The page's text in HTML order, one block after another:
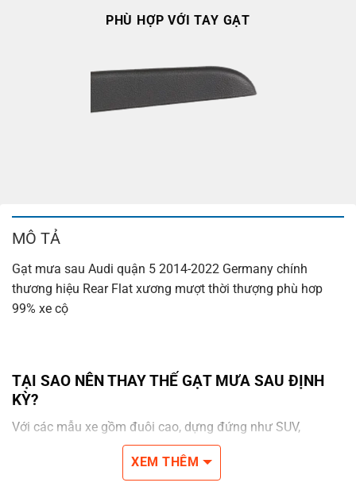
PHÙ HỢP VỚI TAY GẠT
MÔ TẢ
Gạt mưa sau Audi quận 5 2014-2022 Germany chính
thương hiệu Rear Flat xương mượt thời thượng phù hơp
99% xe cộ
TẠI SAO NÊN THAY THẾ GẠT MƯA SAU ĐỊNH
KỲ?
Với các mẫu xe gồm đuôi cao, dựng đứng như SUV,
hatchback, MPV sẽ không còn tạo ra khí đụng học cũng
XEM THÊM